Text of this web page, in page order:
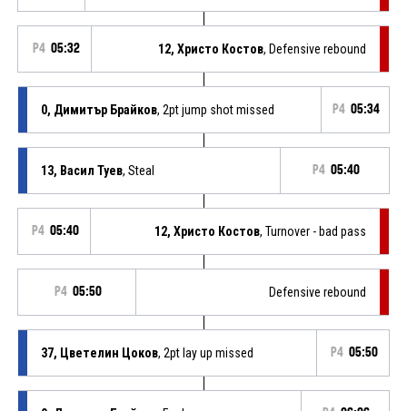
P4 05:32 12, Христо Костов, Defensive rebound
0, Димитър Брайков, 2pt jump shot missed P4 05:34
13, Васил Туев, Steal P4 05:40
P4 05:40 12, Христо Костов, Turnover - bad pass
P4 05:50 Defensive rebound
37, Цветелин Цоков, 2pt lay up missed P4 05:50